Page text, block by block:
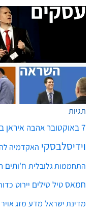
תגיות
7 באוקטובר אהבה איראן
וידיסלבסקי האקדמיה
התחממות גלובלית ח'ותים
חמאס טיל טילים יירוט
מדינת ישראל מדע מזג אויר